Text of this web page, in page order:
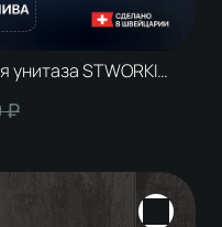
унитаза STWORKI
матовый хром
₽